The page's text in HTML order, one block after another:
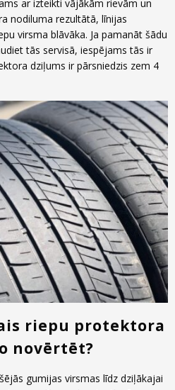
ar izteikti vājākām rievām un
nodiluma rezultātā, līnijas
virsma blāvāka. Ja pamanāt šādu
tās servisā, iespējams tās ir
dziļums ir pārsniedzis zem 4
riepu protektora
novērtēt?
gumijas virsmas līdz dziļākajai